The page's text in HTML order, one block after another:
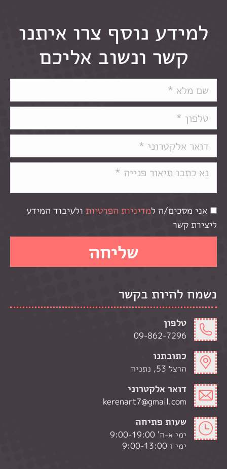
למידע נוסף צרו איתנו
קשר ונשוב אליכם
אני מסכים/ה למדיניות הפרטיות ולעיבוד המידע
ליצירת קשר
נשמח להיות בקשר
טלפון
09-862-7296
כתובתנו
הרצל 53, נתניה
דואר אלקטרוני
kerenart7@gmail.com
שעות פתיחה
ימי א-ה' 9:00-19:00
ימי ו 9:00-13:00